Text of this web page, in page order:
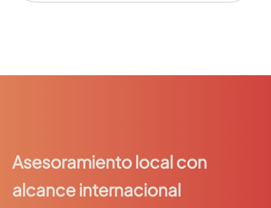
Asesoramiento local con
alcance internacional